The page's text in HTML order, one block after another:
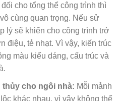
cho tổng thể công trình thì
cùng quan trọng. Nếu sử
lý sẽ khiến cho công trình trở
điệu, tẻ nhạt. Vì vậy, kiến trúc
màu kiểu dáng, cấu trúc và
cho ngôi nhà: Mỗi mảnh
khác nhau, vì vậy không thể